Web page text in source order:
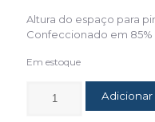
Altura do espaço para
Confeccionado em 85%
Em estoque
Adicionar